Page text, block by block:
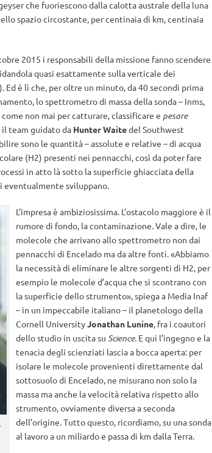
che fuoriescono dalla calotta australe della luna
spazio circostante, per centinaia di km, centinaia
2015 i responsabili della missione fanno scendere
quasi esattamente sulla verticale dei
Ed è lì che, per oltre un minuto, da 40 secondi prima
lo spettrometro di massa della sonda – Inms,
come non mai per catturare, classificare e pesare
il team guidato da Hunter Waitedel Southwest
sono le quantità – assolute e relative – di acqua
(H2) presenti nei pennacchi, così da poter fare
in atto là sotto la superficie ghiacciata della
eventualmente sviluppano.
L’impresa è ambiziosissima. L’ostacolo maggiore è il
rumore di fondo, la contaminazione. Vale a dire, le
molecole che arrivano allo spettrometro non dai
pennacchi di Encelado ma da altre fonti. «Abbiamo
la necessità di eliminare le altre sorgenti di H2, per
esempio le molecole d’acqua che si scontrano con
la superficie dello strumento», spiega a Media Inaf
– in un impeccabile italiano – il planetologo della
Cornell UniversityJonathan Lunine, fra i coautori
dello studio in uscita su Science. E qui l’ingegno e la
tenacia degli scienziati lascia a bocca aperta: per
isolare le molecole provenienti direttamente dal
sottosuolo di Encelado, ne misurano non solo la
massa ma anche la velocità relativa rispetto allo
strumento, ovviamente diversa a seconda
dell’origine. Tutto questo, ricordiamo, su una sonda
al lavoro a un miliardo e passa di km dalla Terra.